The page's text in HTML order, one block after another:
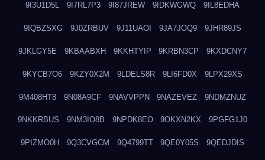
9I3U1D5L 9I7RL7P3 9I87JREW 9IDKWGWQ 9IL8EDHA
9IQBZSXG 9J0ZRBUV 9J11UAOI 9JA7JOQ9 9JHR89JS
9JKLGY5E 9KBAABXH 9KKHTYIP 9KRBN3CP 9KXDCNY7
9KYCB7O6 9KZY0X2M 9LDELS8R 9LI6FD0X 9LPX29XS
9M408HT8 9N08A9CF 9NAVVPPN 9NAZEVEZ 9NDMZNUZ
9NKKRBUS 9NM3IO8B 9NPDK8EO 9OKXN2KX 9PGFG1J0
9PIZMO0H 9Q3CVGCM 9Q4799TT 9QE0Y05S 9QEDJDIS